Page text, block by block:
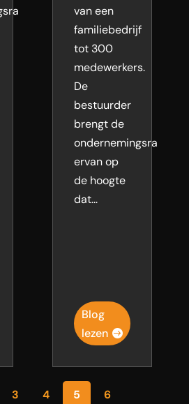
van een
familiebedrijf
tot 300
medewerkers.
De
bestuurder
brengt de
ondernemingsraad
ervan op
de hoogte
dat...
Blog
lezen
3 4 5 6